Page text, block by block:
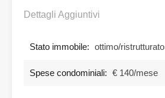
Dettagli Aggiuntivi
Stato immobile: ottimo/ristrutturato
Spese condominiali: € 140/mese